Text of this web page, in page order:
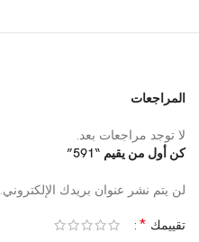
المراجعات
لا توجد مراجعات بعد.
كن أول من يقيم “591”
لن يتم نشر عنوان بريدك الإلكتروني.
تقييمك *